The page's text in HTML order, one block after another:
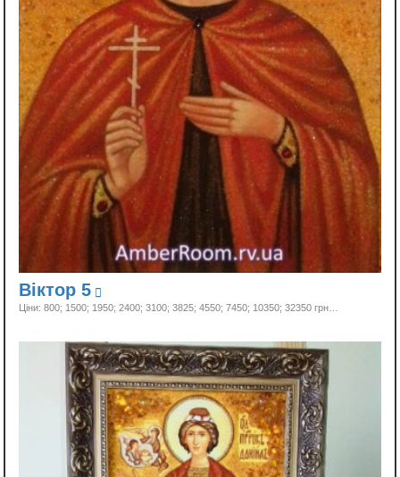
Віктор 5
Ціни: 800; 1500; 1950; 2400; 3100; 3825; 4550; 7450; 10350; 32350 грн…